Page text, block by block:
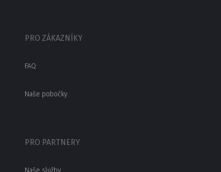
PRO ZÁKAZNÍKY
FAQ
Naše pobočky
PRO PARTNERY
Naše služby